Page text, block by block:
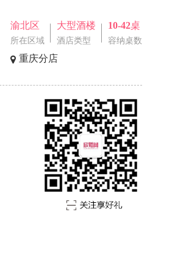
渝北区
所在区域
大型酒楼
酒店类型
10-42桌
容纳桌数
重庆分店